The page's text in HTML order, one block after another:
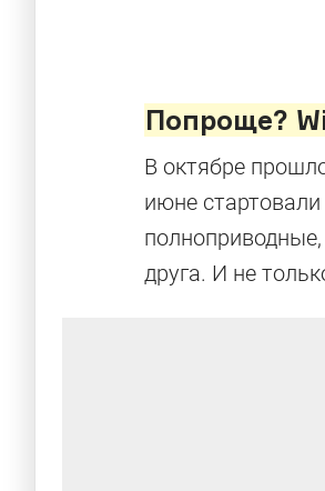
Попроще?
В октябре
июне
друга. И не